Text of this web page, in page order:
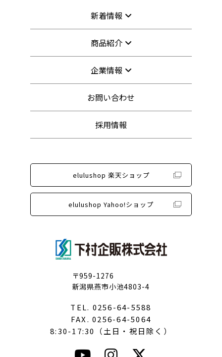
新着情報
商品紹介
企業情報
お問い合わせ
採用情報
elulushop 楽天ショップ
elulushop Yahoo!ショップ
〒959-1276
新潟県燕市小池4803-4
TEL. 0256-64-5588
FAX. 0256-64-5064
8:30-17:30（土日・祝日除く）